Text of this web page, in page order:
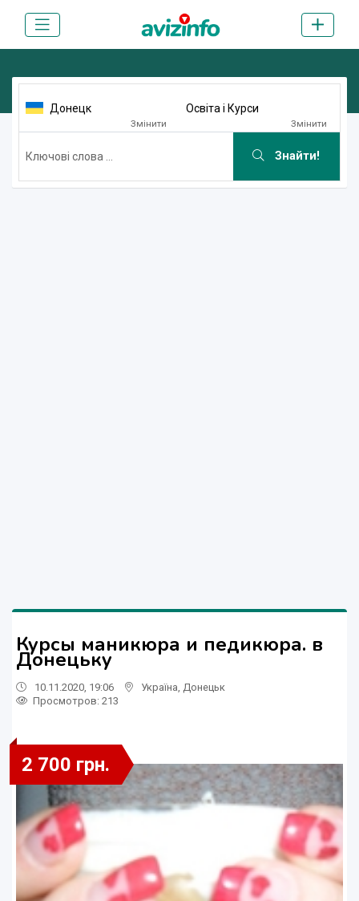
Донецк
Змінити
Освіта і Курси
Змінити
Знайти!
Курсы маникюра и педикюра. в
Донецьку
10.11.2020, 19:06 Україна Донецьк
Просмотров: 213
2 700 грн.